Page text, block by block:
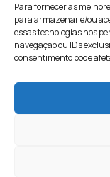
Para fornecer as
para armazenar e/ou
essas tecnologias nos
navegação ou IDs
consentimento pode
Quem